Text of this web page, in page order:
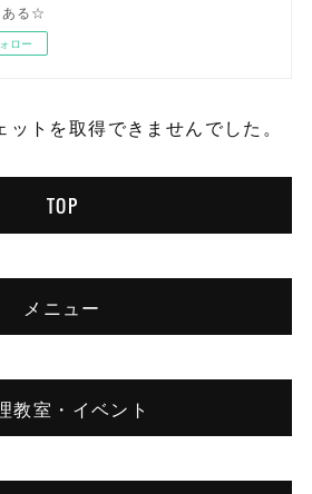
る☆
ロー
トを取得できませんでした。
TOP
メニュー
教室・イベント